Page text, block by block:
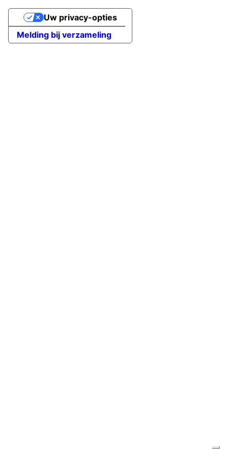
Melding bij verzameling
Uw privacy-opties